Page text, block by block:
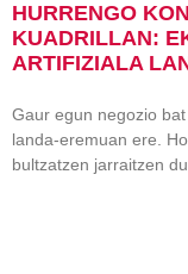
HURRENGO
KUADRILLAN:
ARTIFIZIALA
Gaur egun negozio
landa-eremuan ere.
bultzatzen jarraitzen